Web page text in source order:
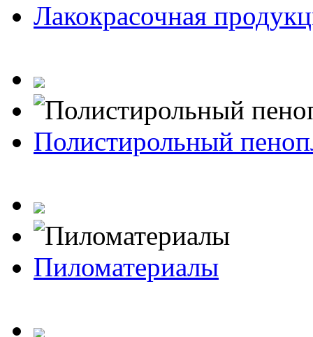
Лакокрасочная
Полистирольный
Пиломатериалы